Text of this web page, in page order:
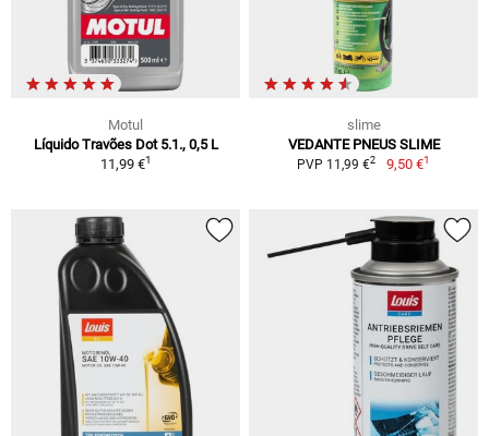
Motul
Líquido Travões Dot 5.1., 0,5 L
11,99 €1
slime
VEDANTE PNEUS SLIME
PVP 11,99 €2 9,50 €1